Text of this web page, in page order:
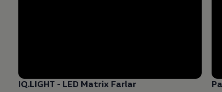
IQ.LIGHT - LED Matrix Farlar